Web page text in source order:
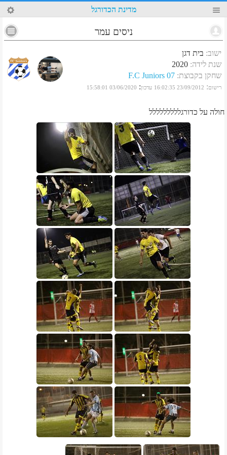
37 מדינת הכדורגל
ניסים עמר
ישוב: בית דגן
שנת לידה:
2020
שחקן בקבוצת:
F.C Juniors 07
רישום:
23/09/2012 16:02:35 עדכון:
03/06/2020 15:58:01
חולה על כדורגללללללללל